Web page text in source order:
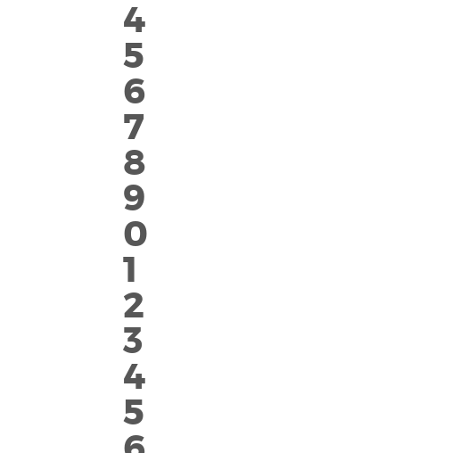
4
5
6
7
8
9
0
1
2
3
4
5